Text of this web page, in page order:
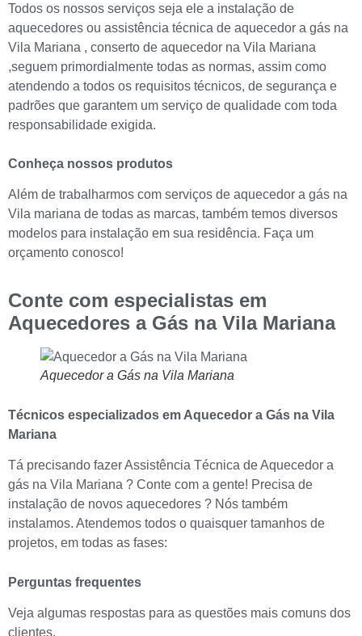
Todos os nossos serviços seja ele a instalação de
aquecedores ou assistência técnica de aquecedor a gás na
Vila Mariana , conserto de aquecedor na Vila Mariana
,seguem primordialmente todas as normas, assim como
atendendo a todos os requisitos técnicos, de segurança e
padrões que garantem um serviço de qualidade com toda
responsabilidade exigida.
Conheça nossos produtos
Além de trabalharmos com serviços de aquecedor a gás na
Vila mariana de todas as marcas, também temos diversos
modelos para instalação em sua residência. Faça um
orçamento conosco!
Conte com especialistas em
Aquecedores a Gás na Vila Mariana
Aquecedor a Gás na Vila Mariana
Técnicos especializados em Aquecedor a Gás na Vila
Mariana
Tá precisando fazer Assistência Técnica de Aquecedor a
gás na Vila Mariana ? Conte com a gente! Precisa de
instalação de novos aquecedores ? Nós também
instalamos. Atendemos todos o quaisquer tamanhos de
projetos, em todas as fases:
Perguntas frequentes
Veja algumas respostas para as questões mais comuns dos
clientes.